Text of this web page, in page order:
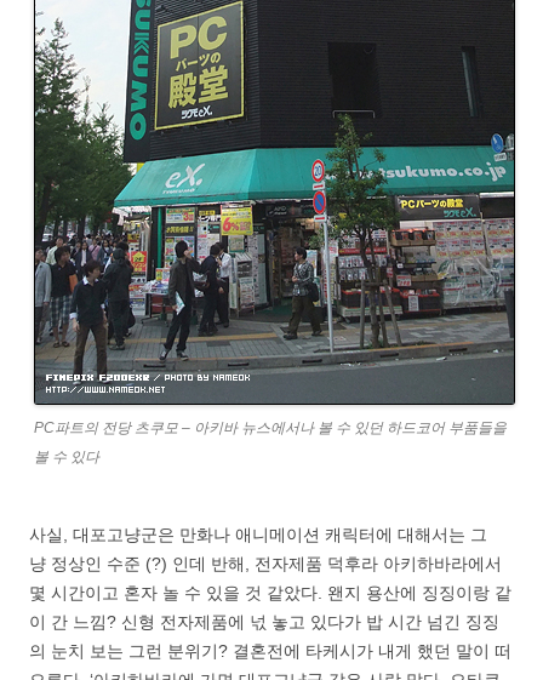
PC파트의 전당 츠쿠모 – 아키바 뉴스에서나 볼 수 있던 하드코어 부품들을
볼 수 있다
사실, 대포고냥군은 만화나 애니메이션 캐릭터에 대해서는 그
냥 정상인 수준 (?) 인데 반해, 전자제품 덕후라 아키하바라에서
몇 시간이고 혼자 놀 수 있을 것 같았다. 왠지 용산에 징징이랑 같
이 간 느낌? 신형 전자제품에 넋 놓고 있다가 밥 시간 넘긴 징징
의 눈치 보는 그런 분위기? 결혼전에 타케시가 내게 했던 말이 떠